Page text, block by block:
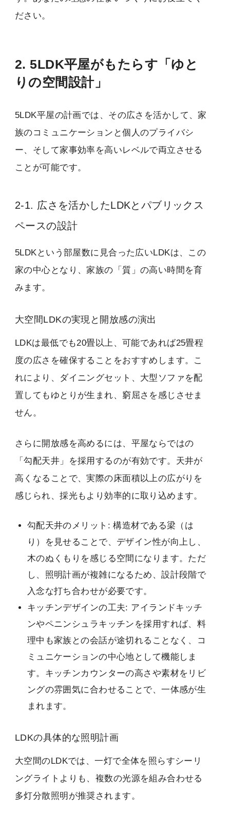
ださい。
2. 5LDK平屋がもたらす「ゆと
りの空間設計」
5LDK平屋の計画では、その広さを活かして、家
族のコミュニケーションと個人のプライバシ
ー、そして家事効率を高いレベルで両立させる
ことが可能です。
2-1. 広さを活かしたLDKとパブリックス
ペースの設計
5LDKという部屋数に見合った広いLDKは、この
家の中心となり、家族の「質」の高い時間を育
みます。
大空間LDKの実現と開放感の演出
LDKは最低でも20畳以上、可能であれば25畳程
度の広さを確保することをおすすめします。こ
れにより、ダイニングセット、大型ソファを配
置してもゆとりが生まれ、窮屈さを感じさせま
せん。
さらに開放感を高めるには、平屋ならではの
「勾配天井」を採用するのが有効です。天井が
高くなることで、実際の床面積以上の広がりを
感じられ、採光もより効率的に取り込めます。
勾配天井のメリット: 構造材である梁（は
り）を見せることで、デザイン性が向上し、
木のぬくもりを感じる空間になります。ただ
し、照明計画が複雑になるため、設計段階で
入念な打ち合わせが必要です。
キッチンデザインの工夫: アイランドキッチ
ンやペニンシュラキッチンを採用すれば、料
理中も家族との会話が途切れることなく、コ
ミュニケーションの中心地として機能しま
す。キッチンカウンターの高さや素材をリビ
ングの雰囲気に合わせることで、一体感が生
まれます。
LDKの具体的な照明計画
大空間のLDKでは、一灯で全体を照らすシーリ
ングライトよりも、複数の光源を組み合わせる
多灯分散照明が推奨されます。